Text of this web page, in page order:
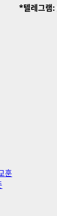
*텔레그램:
훈